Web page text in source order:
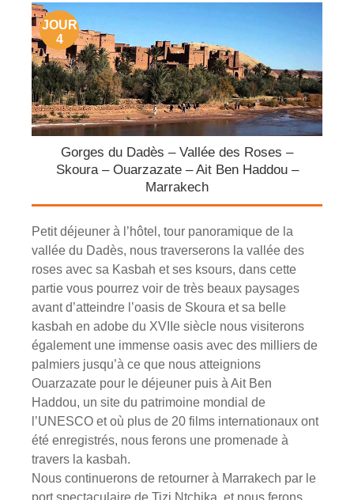
JOUR
4
Gorges du Dadès – Vallée des Roses –
Skoura – Ouarzazate – Ait Ben Haddou –
Marrakech
Petit déjeuner à l’hôtel, tour panoramique de la
vallée du Dadès, nous traverserons la vallée des
roses avec sa Kasbah et ses ksours, dans cette
partie vous pourrez voir de très beaux paysages
avant d’atteindre l’oasis de Skoura et sa belle
kasbah en adobe du XVIIe siècle nous visiterons
également une immense oasis avec des milliers de
palmiers jusqu’à ce que nous atteignions
Ouarzazate pour le déjeuner puis à Ait Ben
Haddou, un site du patrimoine mondial de
l’UNESCO et où plus de 20 films internationaux ont
été enregistrés, nous ferons une promenade à
travers la kasbah.
Nous continuerons de retourner à Marrakech par le